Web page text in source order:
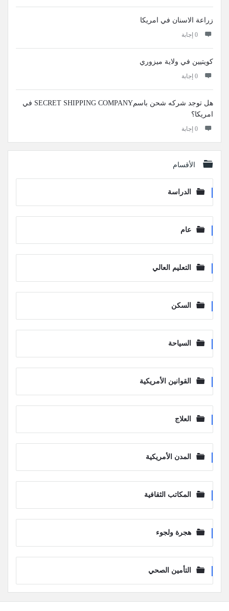
زراعة الاسنان في امريكا
‫0 إجابة
كويتيين في ولاية ميزوري
‫0 إجابة
هل توجد شركه شحن باسمSECRET SHIPPING COMPANY في
امريكا؟
‫0 إجابة
الأقسام
الدراسة
عام
التعليم العالي
السكن
السياحة
القوانين الأمريكية
العلاج
المدن الأمريكية
المكاتب الثقافية
هجرة ولجوء
التأمين الصحي